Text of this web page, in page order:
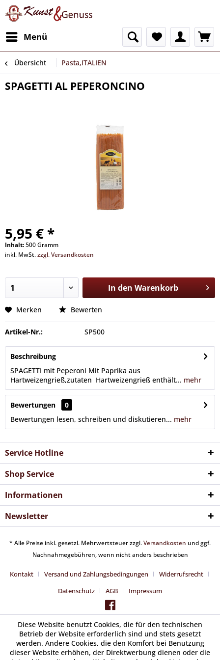
Menü
Übersicht Pasta,ITALIEN
SPAGETTI AL PEPERONCINO
5,95 € *
Inhalt:500 Gramm
inkl. MwSt.zzgl. Versandkosten
In den Warenkorb
Merken Bewerten
Artikel-Nr.: SP500
Beschreibung
SPAGETTI mit Peperoni Mit Paprika aus
Hartweizengrieß,zutaten Hartweizengrieß enthält... mehr
Bewertungen
0
Bewertungen lesen, schreiben und diskutieren... mehr
Service Hotline
Shop Service
Informationen
Newsletter
* Alle Preise inkl. gesetzl. Mehrwertsteuer zzgl.Versandkosten und ggf.
Nachnahmegebühren, wenn nicht anders beschrieben
Kontakt Versand und Zahlungsbedingungen
Widerrufsrecht
Datenschutz
AGB Impressum
Diese Website benutzt Cookies, die für den technischen
Betrieb der Website erforderlich sind und stets gesetzt
werden. Andere Cookies, die den Komfort bei Benutzung
dieser Website erhöhen, der Direktwerbung dienen oder die